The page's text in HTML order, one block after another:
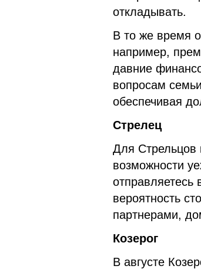
откладывать.
В то же время
например,
давние
вопросам
обеспечивая
Стрелец
Для Стрельцов
возможности
вероятность
партнерами,
Козерог
В августе